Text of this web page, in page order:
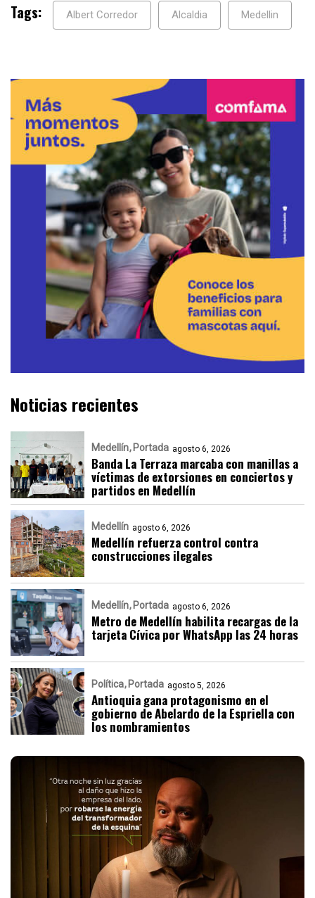
Tags: Albert Corredor Alcaldia Medellin
Noticias recientes
Medellín Portada agosto 6, 2026
Banda La Terraza marcaba con manillas a
víctimas de extorsiones en conciertos y
partidos en Medellín
Medellín agosto 6, 2026
Medellín refuerza control contra
construcciones ilegales
Medellín Portada agosto 6, 2026
Metro de Medellín habilita recargas de la
tarjeta Cívica por WhatsApp las 24 horas
Política Portada agosto 5, 2026
Antioquia gana protagonismo en el
gobierno de Abelardo de la Espriella con
los nombramientos